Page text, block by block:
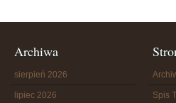
Archiwa
sierpień 2026
lipiec 2026 Spis